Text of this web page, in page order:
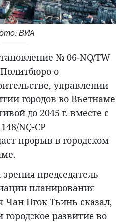
ВИА
№ 06-NQ/TW
Политбюро о
управлении
городов во Вьетнаме
до 2045 г. вместе с
NQ-CP
прорыв в городском
председатель
планирования
Чан Нгок Тьинь сказал,
развитие во